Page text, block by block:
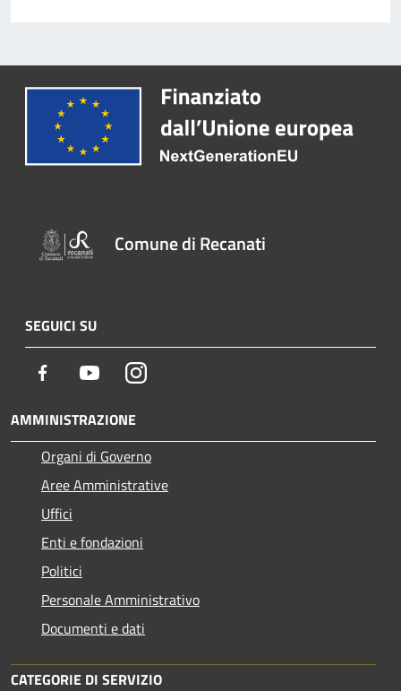
Comune di Recanati
SEGUICI SU
Facebook YoutubeInstagram
AMMINISTRAZIONE
Organi di Governo
Aree Amministrative
Uffici
Enti e fondazioni
Politici
Personale Amministrativo
Documenti e dati
CATEGORIE DI SERVIZIO